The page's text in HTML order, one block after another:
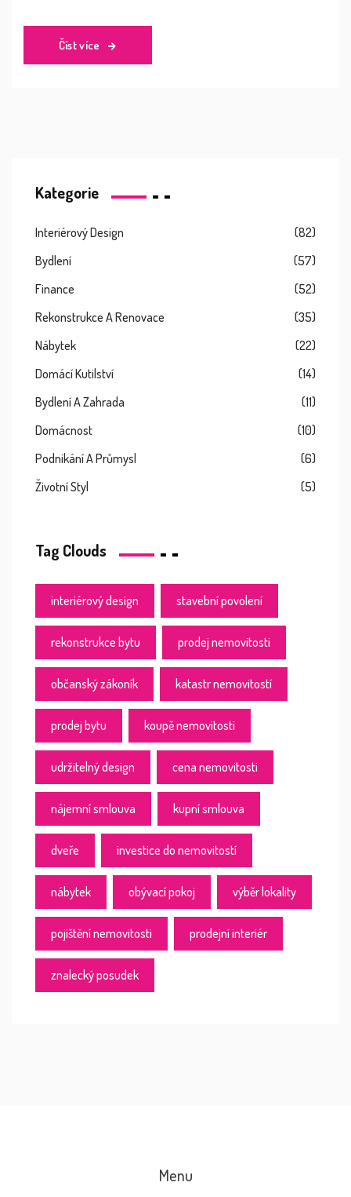
Číst více
Kategorie
Interiérový Design
(82)
Bydlení
(57)
Finance
(52)
Rekonstrukce A Renovace
(35)
Nábytek
(22)
Domácí Kutilství
(14)
Bydlení A Zahrada
(11)
Domácnost
(10)
Podnikání A Průmysl
(6)
Životní Styl
(5)
Tag Clouds
interiérový design stavební povolení
rekonstrukce bytu prodej nemovitosti
občanský zákoník katastr nemovitostí
prodej bytu koupě nemovitosti
udržitelný design cena nemovitosti
nájemní smlouva kupní smlouva
dveře investice do nemovitostí
nábytek obývací pokoj výběr lokality
pojištění nemovitosti prodejní interiér
znalecký posudek
Menu